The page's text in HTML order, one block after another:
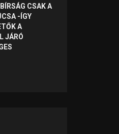
CSAK A
-ÍGY
A
JÁRÓ